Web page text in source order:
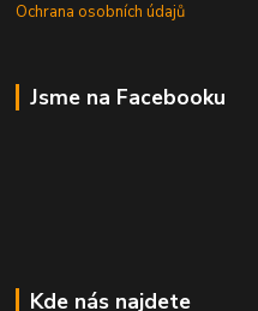
Ochrana osobních údajů
Jsme na Facebooku
Kde nás najdete